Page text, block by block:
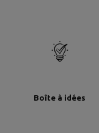
Boîte à idées